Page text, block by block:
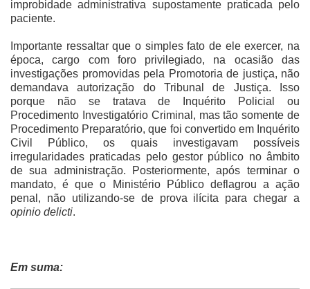
improbidade administrativa supostamente praticada pelo
paciente.
Importante ressaltar que o simples fato de ele exercer, na
época, cargo com foro privilegiado, na ocasião das
investigações promovidas pela Promotoria de justiça, não
demandava autorização do Tribunal de Justiça. Isso
porque não se tratava de Inquérito Policial ou
Procedimento Investigatório Criminal, mas tão somente de
Procedimento Preparatório, que foi convertido em Inquérito
Civil Público, os quais investigavam possíveis
irregularidades praticadas pelo gestor público no âmbito
de sua administração. Posteriormente, após terminar o
mandato, é que o Ministério Público deflagrou a ação
penal, não utilizando-se de prova ilícita para chegar a
opinio delicti.
Em suma: